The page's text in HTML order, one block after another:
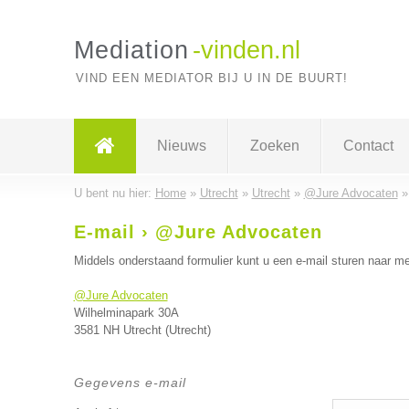
Mediation -vinden.nl
VIND EEN MEDIATOR BIJ U IN DE BUURT!
Nieuws Zoeken Contact
U bent nu hier: Home» Utrecht» Utrecht» @Jure Advocaten»
E-mail › @Jure Advocaten
Middels onderstaand formulier kunt u een e-mail sturen naar
@Jure Advocaten
Wilhelminapark 30A
3581 NH Utrecht (Utrecht)
Gegevens e-mail